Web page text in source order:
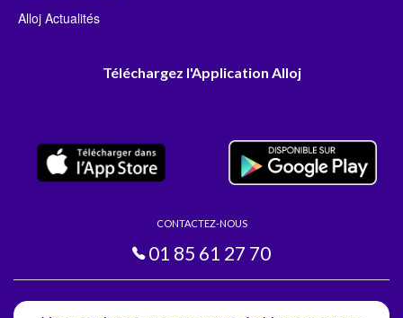
Alloj Actualités
Téléchargez l'Application Alloj
CONTACTEZ-NOUS
01 85 61 27 70